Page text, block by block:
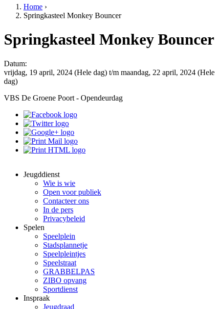
Home ›
Springkasteel Monkey Bouncer
Springkasteel Monkey Bouncer
Datum:
vrijdag, 19 april, 2024 (Hele dag) t/m maandag, 22 april, 2024 (Hele
dag)
VBS De Groene Poort - Opendeurdag
Jeugddienst
Wie is wie
Open voor publiek
Contacteer ons
In de pers
Privacybeleid
Spelen
Speelplein
Stadsplannetje
Speelpleintjes
Speelstraat
GRABBELPAS
ZIBO opvang
Sportdienst
Inspraak
Jeugdraad